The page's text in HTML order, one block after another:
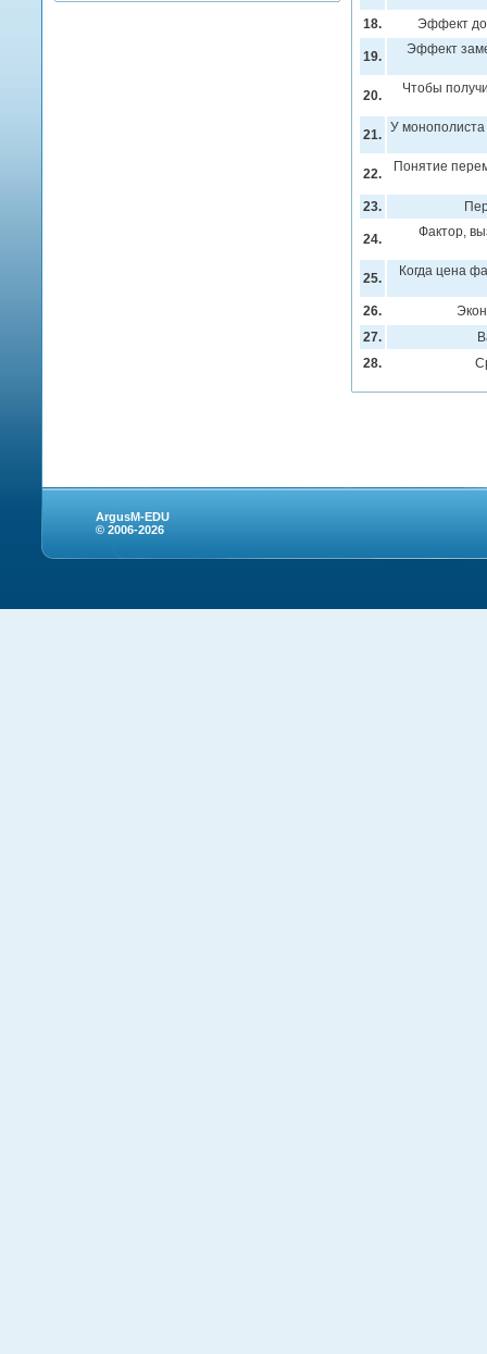
18. Эффект
19. Эффект
20. Чтобы
21. У
22. Понятие
23.
24. Фактор,
25. Когда цена
26.
27.
28.
ArgusM-EDU
© 2006-2026